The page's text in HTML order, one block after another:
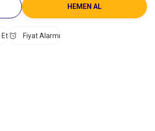
HEMEN AL
Et Fiyat Alarmı